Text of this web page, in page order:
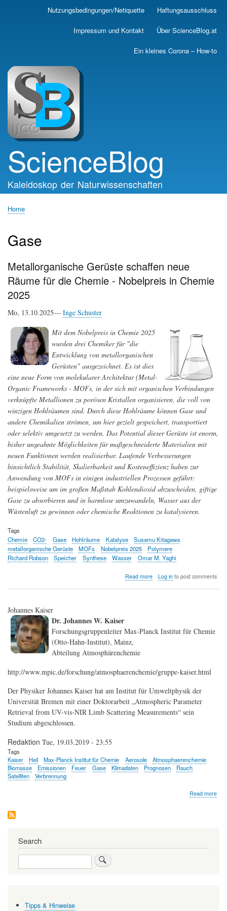
Skip
main
Nutzungsbedingungen/Netiquette Haftungsausschluss
Impressum und Kontakt Über ScienceBlog.at
Ein kleines Corona – How-to
ScienceBlog
Kaleidoskop der Naturwissenschaften
Home
Gase
Metallorganische Gerüste schaffen neue
Räume für die Chemie - Nobelpreis in Chemie
2025
Mo, 13.10.2025— Inge Schuster
Mit dem Nobelpreis in Chemie 2025
wurden drei Chemiker für "die
Entwicklung von metallorganischen
Gerüsten" ausgezeichnet. Es ist dies
eine neue Form von molekularer Architektur (Metal-
Organic Frameworks - MOFs, in der sich mit organischen Verbindungen
verknüpfte Metallionen zu porösen Kristallen organisieren, die voll von
winzigen Hohlräumen sind. Durch diese Hohlräume können Gase und
andere Chemikalien strömen, um hier gezielt gespeichert, transportiert
oder selektiv umgesetzt zu werden. Das Potential dieser Gerüste ist enorm,
bisher ungeahnte Möglichkeiten für maßgeschneiderte Materialien mit
neuen Funktionen werden realisierbar. Laufende Verbesserungen
hinsichtlich Stabilität, Skalierbarkeit und Kosteneffizienz haben zur
Anwendung von MOFs in einigen industriellen Prozessen geführt:
beispielsweise um im großen Maßstab Kohlendioxid abzuscheiden, giftige
Gase zu absorbieren und in harmlose umzuwandeln, Wasser aus der
Wüstenluft zu gewinnen oder chemische Reaktionen zu katalysieren.
Tags
Chemie
CO2- Gase Hohlräume Katalyse
Susamu Kitagawa
metallorganische Gerüste
MOFs Nobelpreis 2025
Polymere
Richard Robson
Speicher Synthese Wasser Omar M. Yaghi
Read moreabout
die
in
Chemie
2025
Log into post comments
Johannes Kaiser
Dr. Johannes W. Kaiser
Forschungsgruppenleiter Max-Planck Institut für Chemie
(Otto-Hahn-Institut), Mainz,
Abteilung Atmosphärenchemie
http://www.mpic.de/forschung/atmosphaerenchemie/gruppe-kaiser.html
Der Physiker Johannes Kaiser hat am Institut für Umweltphysik der
Universität Bremen mit einer Doktorarbeit „Atmospheric Parameter
Retrieval from UV-vis-NIR Limb Scattering Measurements“ sein
Studium abgeschlossen.
Redaktion Tue, 19.03.2019 - 23:55
Tags
Kaiser
Heil Max-Planck Institut für Chemie Aerosole
Atmosphaerenchemie
Biomasse
Emissionen Feuer Gase Klimadaten Prognosen
Rauch
Satelliten
Verbrennung
Read more
Search
Search
Tipps & Hinweise